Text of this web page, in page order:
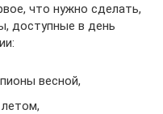
что нужно сделать,
доступные в день
весной,